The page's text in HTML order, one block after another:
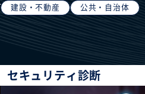
建設・不動産 公共・自治体
セキュリティ診断